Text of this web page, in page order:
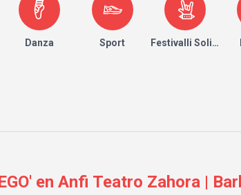
Danza Sport Festivalli Solidari
en Anfi Teatro Zahora |